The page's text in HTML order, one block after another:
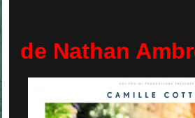
de Nathan